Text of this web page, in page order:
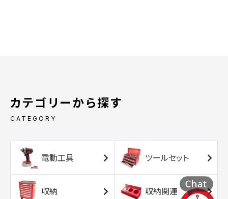
カテゴリーから探す
CATEGORY
電動工具 ツールセット
収納 収納関連